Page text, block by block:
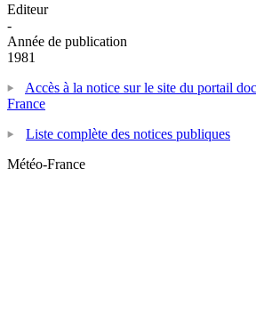
Editeur
-
Année de publication
1981
Accès à la notice sur le site du portail
France
Liste complète des notices publiques
Météo-France